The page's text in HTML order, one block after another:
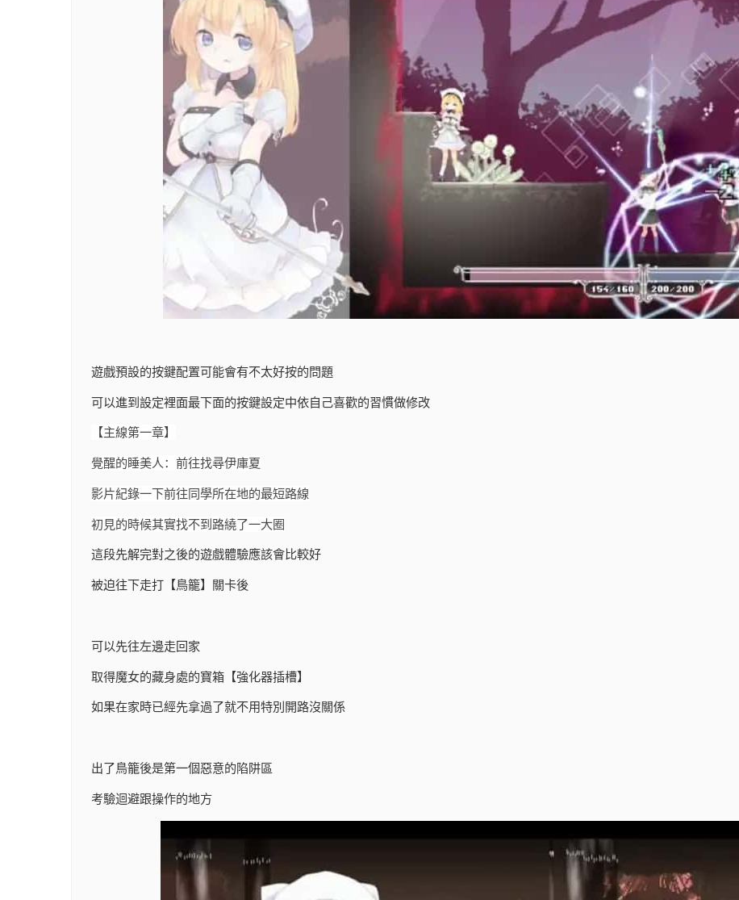
遊戲預設的按鍵配置可能會有不太好按的問題
可以進到設定裡面最下面的按鍵設定中依自己喜歡的習慣做修改
【主線第一章】
覺醒的睡美人：前往找尋伊庫夏
影片紀錄一下前往同學所在地的最短路線
初見的時候其實找不到路繞了一大圈
這段先解完對之後的遊戲體驗應該會比較好
被迫往下走打【鳥籠】關卡後
可以先往左邊走回家
取得魔女的藏身處的寶箱【強化器插槽】
如果在家時已經先拿過了就不用特別開路沒關係
出了鳥籠後是第一個惡意的陷阱區
考驗迴避跟操作的地方